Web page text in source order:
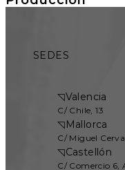
SEDES
◹Valencia
C/ Chile, 13
◹Mallorca
C/ Miguel
◹Castellón
C/ Comercio 6,